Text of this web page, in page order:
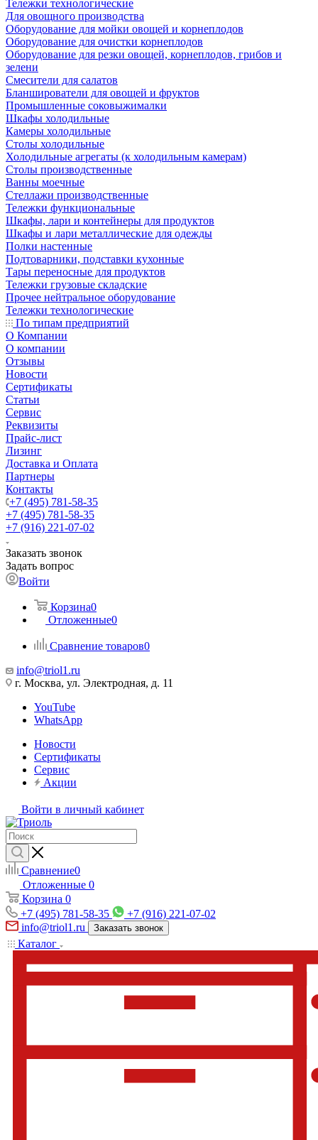
Тележки технологические
Для овощного производства
Оборудование для мойки овощей и корнеплодов
Оборудование для очистки корнеплодов
Оборудование для резки овощей, корнеплодов, грибов и
зелени
Смесители для салатов
Бланширователи для овощей и фруктов
Промышленные соковыжималки
Шкафы холодильные
Камеры холодильные
Столы холодильные
Холодильные агрегаты (к холодильным камерам)
Столы производственные
Ванны моечные
Стеллажи производственные
Тележки функциональные
Шкафы, лари и контейнеры для продуктов
Шкафы и лари металлические для одежды
Полки настенные
Подтоварники, подставки кухонные
Тары переносные для продуктов
Тележки грузовые складские
Прочее нейтральное оборудование
Тележки технологические
По типам предприятий
О Компании
О компании
Отзывы
Новости
Сертификаты
Статьи
Сервис
Реквизиты
Прайс-лист
Лизинг
Доставка и Оплата
Партнеры
Контакты
+7 (495) 781-58-35
+7 (495) 781-58-35
+7 (916) 221-07-02
Заказать звонок
Задать вопрос
Войти
Корзина0
Отложенные0
Сравнение товаров0
info@triol1.ru
г. Москва, ул. Электродная, д. 11
YouTube
WhatsApp
Новости
Сертификаты
Сервис
Акции
Войти в личный кабинет
Сравнение0
Отложенные 0
Корзина 0
+7 (495) 781-58-35
+7 (916) 221-07-02
info@triol1.ru
Заказать звонок
Каталог